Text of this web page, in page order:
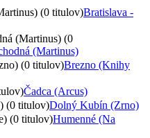
(0 titulov)Bratislava -
(Martinus) (0
(Martinus)
(0 titulov)Brezno (Knihy
Čadca (Arcus)
(0 titulov)Dolný Kubín (Zrno)
(0 titulov)Humenné (Na